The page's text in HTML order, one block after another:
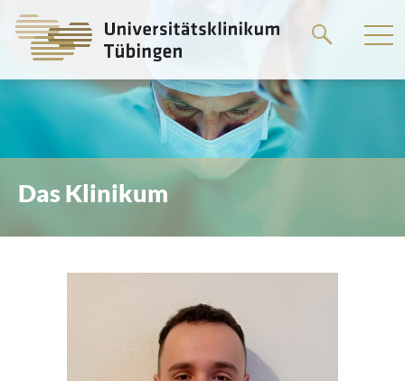
zum
Das Klinikum